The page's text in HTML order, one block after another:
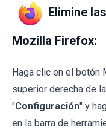
Elimine
Mozilla Firefox:
Haga clic en el botón
superior derecha de
"Configuración" y
en la barra de